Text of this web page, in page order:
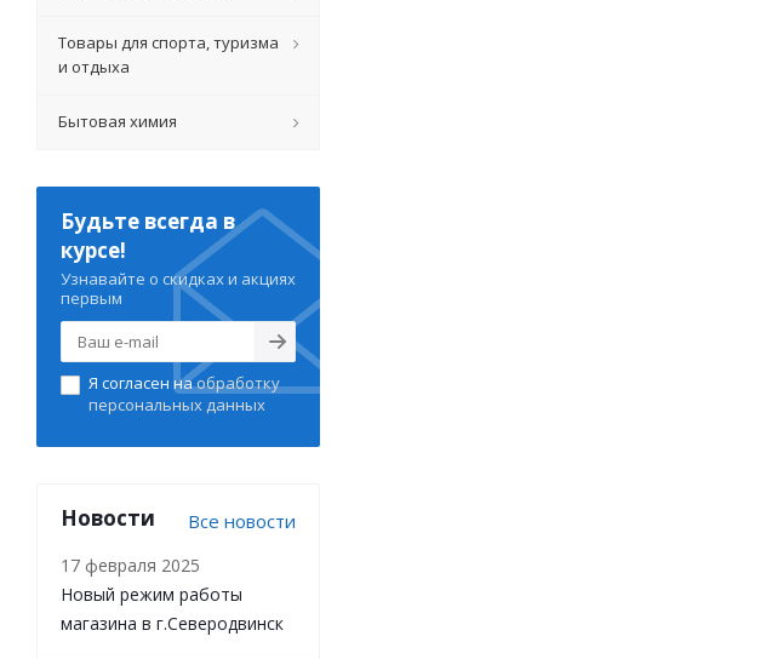
Товары для спорта, туризма
и отдыха
Бытовая химия
Будьте всегда в
курсе!
Узнавайте о скидках и акциях
первым
Я согласен наобработку
персональных данных
Новости Все новости
17 февраля 2025
Новый режим работы
магазина в г.Северодвинск